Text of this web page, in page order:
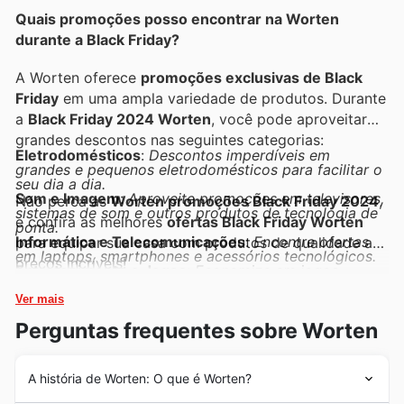
Quais promoções posso encontrar na Worten
durante a Black Friday?
A Worten oferece promoções exclusivas de Black
Friday em uma ampla variedade de produtos. Durante
a Black Friday 2024 Worten, você pode aproveitar
grandes descontos nas seguintes categorias:
Eletrodomésticos: Descontos imperdíveis em
grandes e pequenos eletrodomésticos para facilitar o
seu dia a dia.
Som e Imagem:Aproveite promoções em televisores,
sistemas de som e outros produtos de tecnologia de
ponta.
Informática e Telecomunicações:Encontre ofertas
em laptops, smartphones e acessórios tecnológicos.
Entretenimento e Jogos
Economize em jogos,
Casa e Decoração
produtos para o lar.
Beleza e Saúde : Ofertas especiais em produtos de
Produtos para Bebês e Animais
Descontos em itens
essenciais para bebês e cuidados com seus pets.
Não perca asWorten promoções Black Friday 2024,
e confira as melhoresofertas Black Friday Worten
para equipar sua casa com produtos de qualidade a
preços incríveis!
Ver mais
Perguntas frequentes sobre Worten
A história de Worten: O que é Worten?